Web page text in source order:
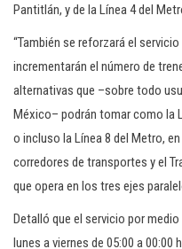
Pantitlán, y de la Línea 4 del
“También se reforzará el
incrementarán el número de
alternativas que –sobre todo
México– podrán tomar como la
o incluso la Línea 8 del Metro,
corredores de transportes y el
que opera en los tres ejes
Detalló que el servicio por
lunes a viernes de 05:00 a 00:00